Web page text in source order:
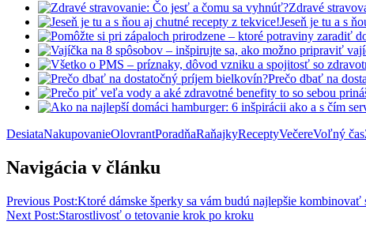
Zdravé
Jeseň je tu a s
Prečo dbať na
DesiataNakupovanieOlovrantPoradňaRaňajkyReceptyVečereVoľný čas
Navigácia v článku
Previous Post:Ktoré dámske šperky sa vám budú najlepšie kombinovať
Next Post:Starostlivosť o tetovanie krok po kroku